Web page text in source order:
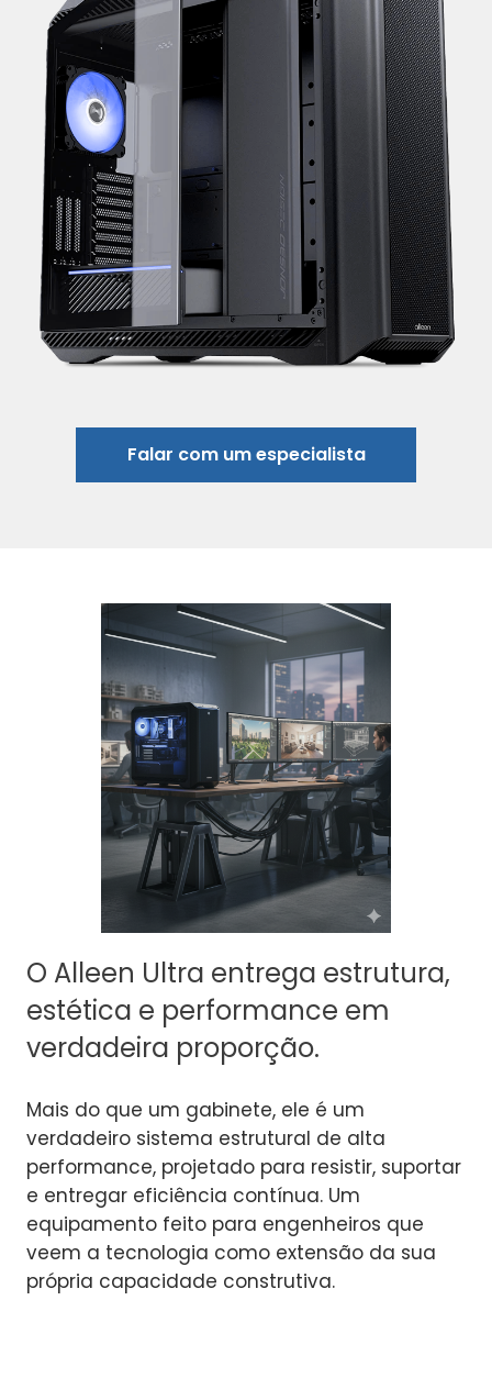
Falar com um especialista
O Alleen Ultra entrega estrutura,
estética e performance em
verdadeira proporção.
Mais do que um gabinete, ele é um
verdadeiro sistema estrutural de alta
performance, projetado para resistir, suportar
e entregar eficiência contínua. Um
equipamento feito para engenheiros que
veem a tecnologia como extensão da sua
própria capacidade construtiva.